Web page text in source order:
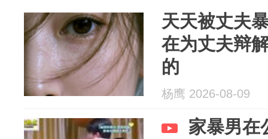
天天被丈夫
在为丈夫辩
的
杨鹰 2026-08-09
家暴男在